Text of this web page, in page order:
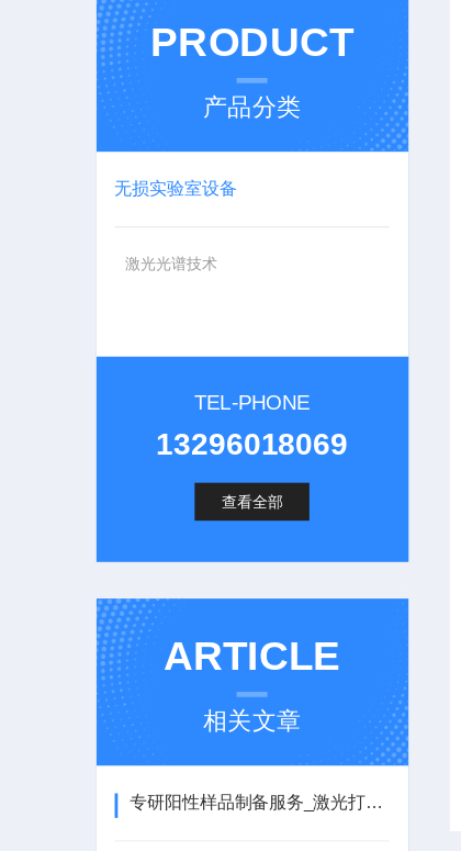
PRODUCT
产品分类
无损实验室设备
激光光谱技术
TEL-PHONE
13296018069
查看全部
ARTICLE
相关文章
专研阳性样品制备服务_激光打孔、毛细管制备、微量管制备、金属丝制备